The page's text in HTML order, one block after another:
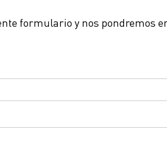
formulario y nos pondremos